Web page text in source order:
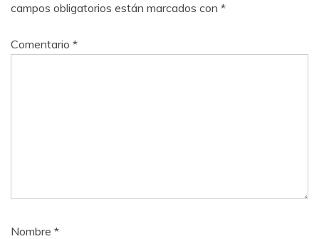
campos obligatorios están marcados con *
Comentario *
Nombre *